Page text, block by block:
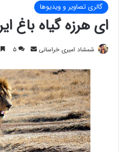
گالری تصاویر و ویدیوها
ای هرزه گیاه باغ
شمشاد امیری خراسانی
ارسال ۵